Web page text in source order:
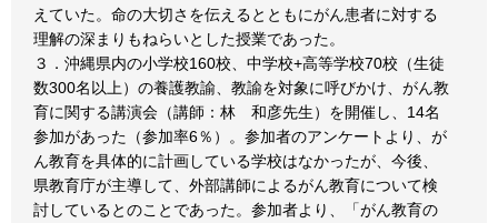
えていた。命の大切さを伝えるとともにがん患者に対する
理解の深まりもねらいとした授業であった。
３．沖縄県内の小学校160校、中学校+高等学校70校（生徒
数300名以上）の養護教諭、教諭を対象に呼びかけ、がん教
育に関する講演会（講師：林 和彦先生）を開催し、14名
参加があった（参加率6％）。参加者のアンケートより、が
ん教育を具体的に計画している学校はなかったが、今後、
県教育庁が主導して、外部講師によるがん教育について検
討しているとのことであった。参加者より、「がん教育の